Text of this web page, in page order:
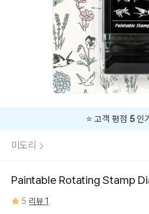
⭐️ 고객 평점 5인
미도리
Paintable Rotating Stamp
5 리뷰 1